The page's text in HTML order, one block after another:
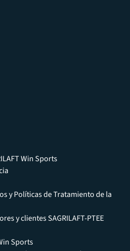
Win Sports
y Políticas de Tratamiento de la
y clientes SAGRILAFT-PTEE
Sports